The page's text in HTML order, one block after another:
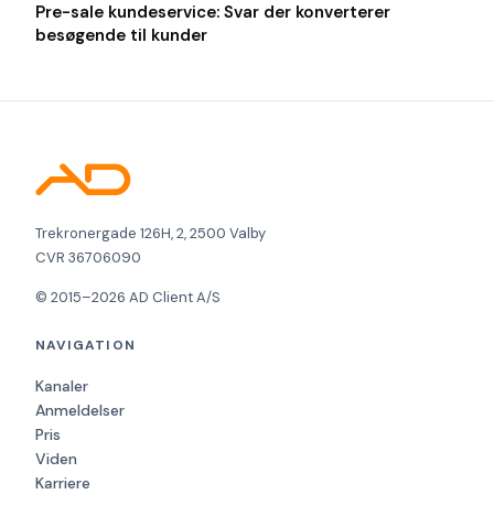
Pre-sale kundeservice: Svar der konverterer
besøgende til kunder
Trekronergade 126H, 2, 2500 Valby
CVR 36706090
© 2015–2026 AD Client A/S
NAVIGATION
Kanaler
Anmeldelser
Pris
Viden
Karriere